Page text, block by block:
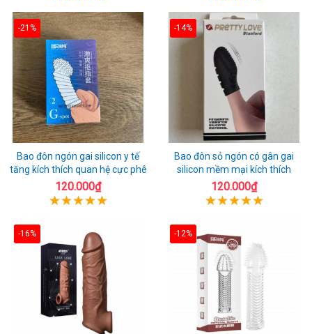
-21%
Bao đôn ngón gai silicon y tế
tăng kích thích quan hệ cực phê
120.000₫
-14%
Bao đôn sỏ ngón có gân gai
silicon mềm mại kích thích
120.000₫
-16% -12%